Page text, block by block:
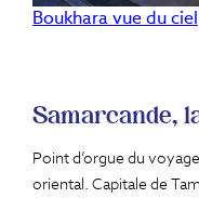
Boukhara vue du ciel
Samarcande,
Point d’orgue du
oriental. Capitale de